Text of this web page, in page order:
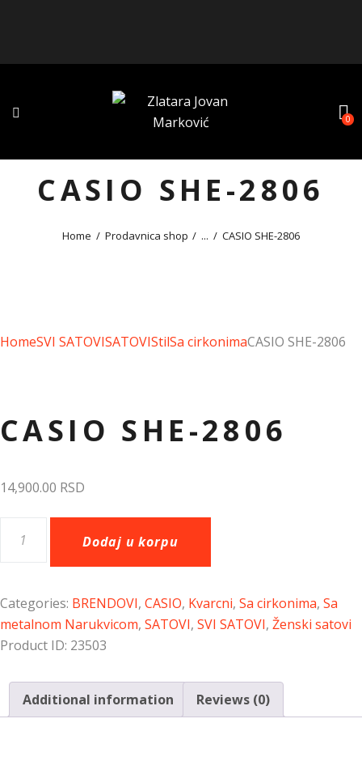
0
CASIO SHE-2806
Home Prodavnica shop ... CASIO SHE-2806
HomeSVI SATOVISATOVIStilSa cirkonimaCASIO SHE-2806
CASIO SHE-2806
14,900.00 RSD
Dodaj u korpu
Categories: BRENDOVI, CASIO, Kvarcni, Sa cirkonima, Sa
metalnom Narukvicom, SATOVI, SVI SATOVI, Ženski satovi
Product ID: 23503
Additional information Reviews (0)